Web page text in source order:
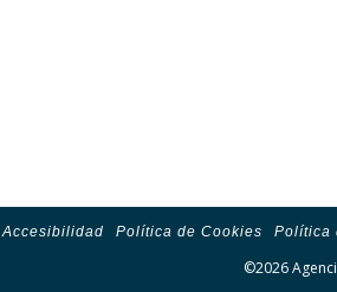
Accesibilidad Política de Cookies Política
©2026